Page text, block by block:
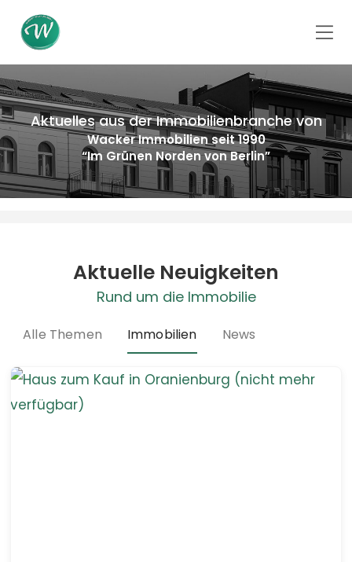
Aktuelles aus der Immobilienbranche von
Wacker Immobilien seit 1990
“Im Grünen Norden von Berlin”
Aktuelle Neuigkeiten
Rund um die Immobilie
Alle Themen Immobilien News